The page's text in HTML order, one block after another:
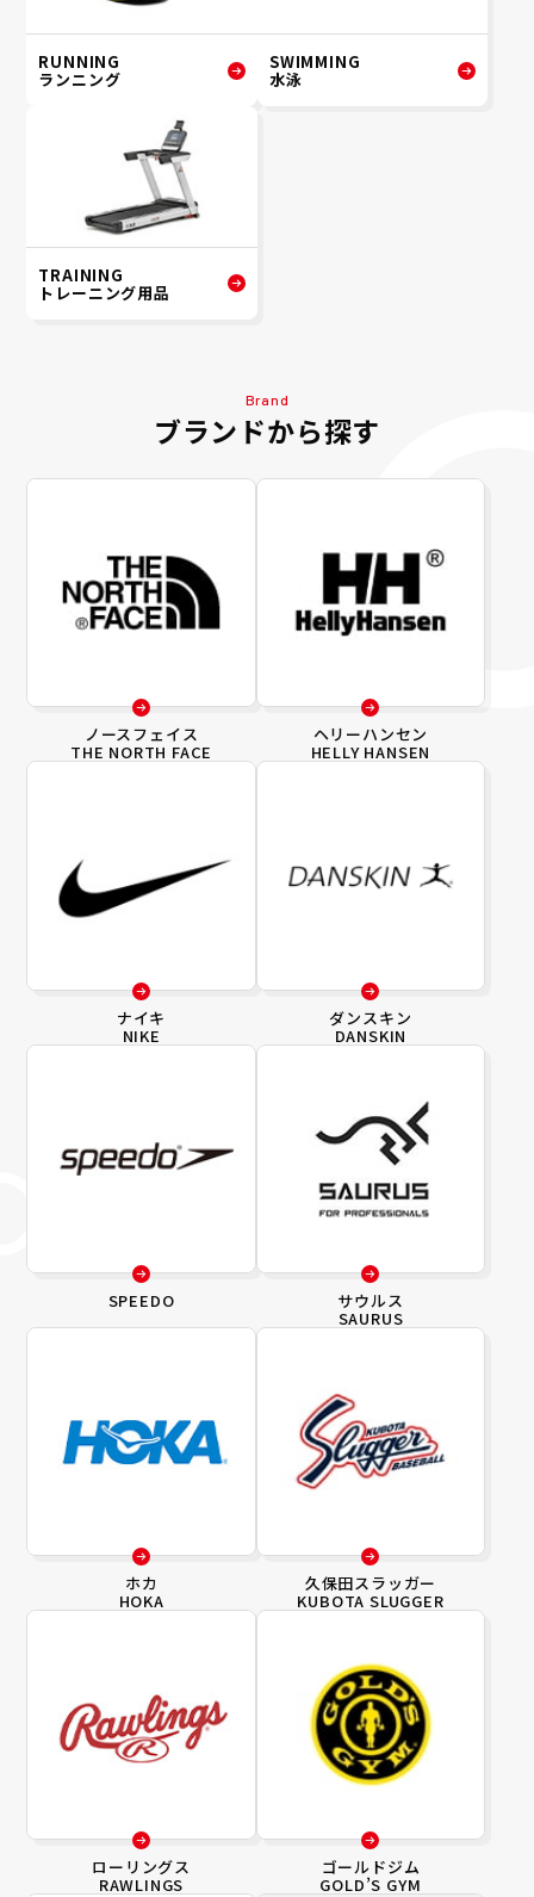
RUNNING
ランニング
SWIMMING
水泳
TRAINING
トレーニング用品
Brand
ブランドから探す
ノースフェイス
THE NORTH FACE
ヘリーハンセン
HELLY HANSEN
ナイキ
NIKE
ダンスキン
DANSKIN
SPEEDO サウルス
SAURUS
ホカ
HOKA
久保田スラッガー
KUBOTA SLUGGER
ローリングス
RAWLINGS
ゴールドジム
GOLD’S GYM